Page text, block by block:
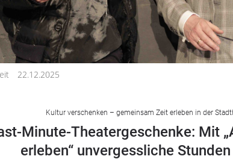
22.12.2025
Kultur verschenken – gemeinsam Zeit erleben in der
Minute-Theatergeschenke: Mit
erleben“ unvergessliche